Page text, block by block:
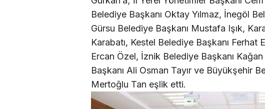
Belediye Başkanı Oktay Yılmaz, İnegöl
Gürsu Belediye Başkanı Mustafa Işık,
Karabatı, Kestel Belediye Başkanı Ferhat
Ercan Özel, İznik Belediye Başkanı
Başkanı Ali Osman Tayır ve Büyükşehir
Mertoğlu Tan eşlik etti.